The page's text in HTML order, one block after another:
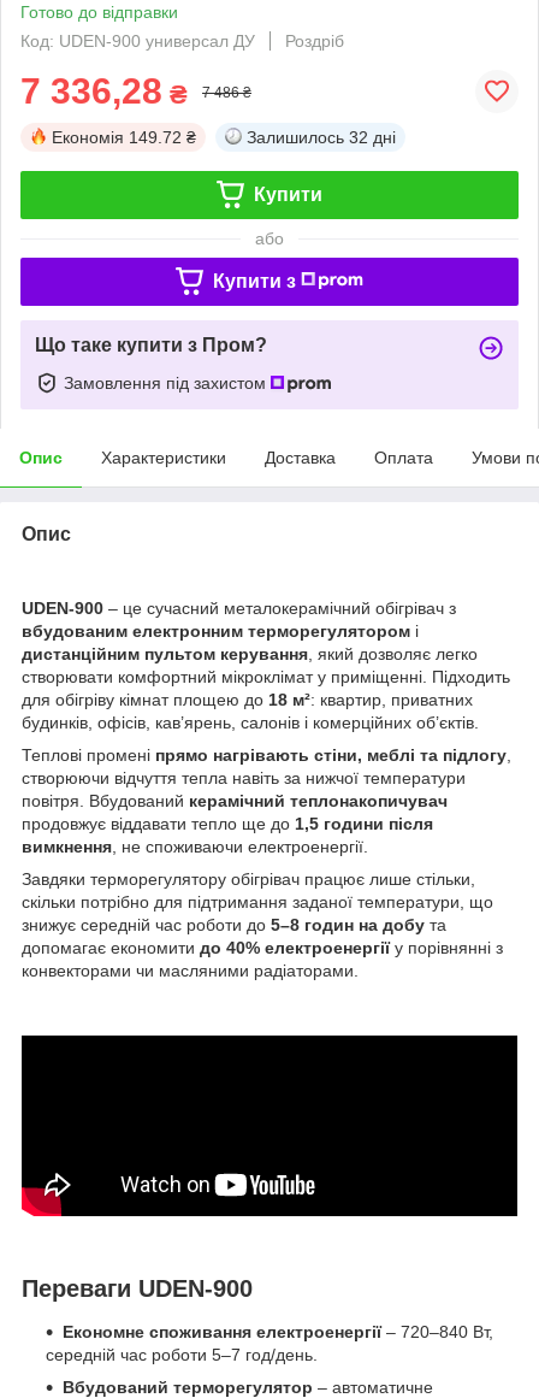
Готово до відправки
Код: UDEN-900 универсал ДУ
Роздріб
7 336,28 ₴ 7 486 ₴
Економія 149.72 ₴ Залишилось 32 дні
Купити
або
Купити з
Що таке купити з Пром?
Замовлення під захистом
Опис Характеристики Доставка Оплата Умови
Опис
UDEN-900 – це сучасний металокерамічний обігрівач з
вбудованим електронним терморегулятором і
дистанційним пультом керування , який дозволяє легко
створювати комфортний мікроклімат у приміщенні. Підходить
для обігріву кімнат площею до 18 м²: квартир, приватних
будинків, офісів, кав’ярень, салонів і комерційних об’єктів.
Теплові промені прямо нагрівають стіни, меблі та підлогу
створюючи відчуття тепла навіть за нижчої температури
повітря. Вбудований керамічний теплонакопичувач
продовжує віддавати тепло ще до 1,5 години після
вимкнення , не споживаючи електроенергії.
Завдяки терморегулятору обігрівач працює лише стільки,
скільки потрібно для підтримання заданої температури, що
знижує середній час роботи до 5–8 годин на добу та
допомагає економити до 40% електроенергіїу порівнянні з
конвекторами чи масляними радіаторами.
Переваги UDEN-900
Економне споживання електроенергії– 720–840 Вт,
середній час роботи 5–7 год/день.
Вбудований терморегулятор – автоматичне